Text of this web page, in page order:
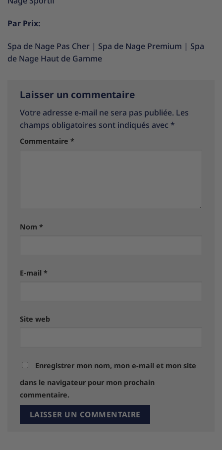
Par Prix:
Spa de Nage Pas Cher | Spa de Nage Premium | Spa
de Nage Haut de Gamme
Laisser un commentaire
Votre adresse e-mail ne sera pas publiée. Les
champs obligatoires sont indiqués avec *
Commentaire *
Nom *
E-mail *
Site web
Enregistrer mon nom, mon e-mail et mon site
dans le navigateur pour mon prochain
commentaire.